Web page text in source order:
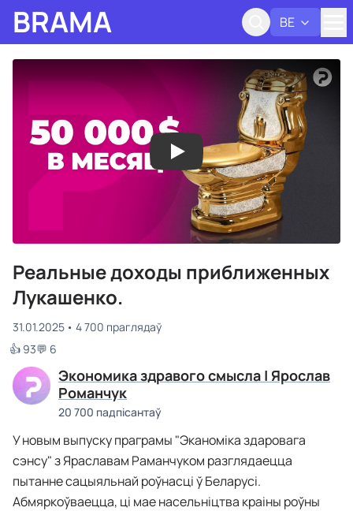
BRAMA BE
Реальные доходы приближенных
Лукашенко.
31.01.2025
4 700 праглядаў
👍 93💬 6
Экономика здравого смысла | Ярослав
Романчук
20 700 падпісантаў
У новым выпуску праграмы "Эканоміка здаровага
сэнсу" з Яраславам Раманчуком разглядаецца
пытанне сацыяльнай роўнасці ў Беларусі.
Абмяркоўваецца, ці мае насельніцтва краіны роўны